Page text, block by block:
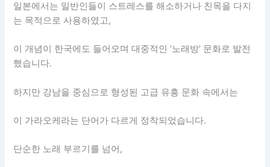
일본에서는 일반인들이 스트레스를 해소하거나 친목을 다지
는 목적으로 사용하였고,
이 개념이 한국에도 들어오며 대중적인 ‘노래방’ 문화로 발전
했습니다.
하지만 강남을 중심으로 형성된 고급 유흥 문화 속에서는
이 가라오케라는 단어가 다르게 정착되었습니다.
단순한 노래 부르기를 넘어,